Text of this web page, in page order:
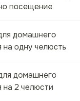
посещение
домашнего
на одну челюсть
домашнего
на 2 челюсти